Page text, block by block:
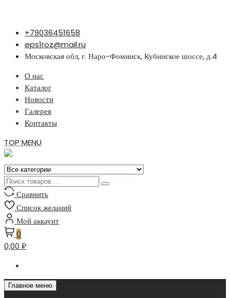
Перейти
содержимому
+79036451658
eps1roz@mail.ru
Московская обл, г. Наро-Фоминск, Кубинское шоссе, д.4
О нас
Каталог
Новости
Галерея
Контакты
TOP MENU
Сравнить
Список желаний
Мой аккаунт
0
0,00 ₽
Главное меню